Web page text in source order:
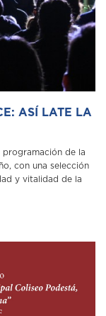
ASÍ LATE LA
programación de la
con una selección
y vitalidad de la